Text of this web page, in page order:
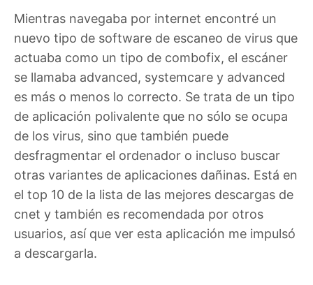
Mientras navegaba por internet encontré un
nuevo tipo de software de escaneo de virus que
actuaba como un tipo de combofix, el escáner
se llamaba advanced, systemcare y advanced
es más o menos lo correcto. Se trata de un tipo
de aplicación polivalente que no sólo se ocupa
de los virus, sino que también puede
desfragmentar el ordenador o incluso buscar
otras variantes de aplicaciones dañinas. Está en
el top 10 de la lista de las mejores descargas de
cnet y también es recomendada por otros
usuarios, así que ver esta aplicación me impulsó
a descargarla.